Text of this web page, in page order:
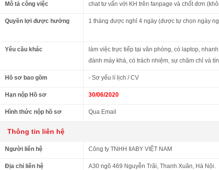
Mô tả công việc chat tư vấn với KH trên fanpage và chốt đơn
Quyền lợi được hưởng 1 tháng được nghỉ 4 ngày (được tự chọn ngày
Yêu cầu khác
làm việc trực tiếp tại văn phòng, có laptop,
đánh máy khá, có trách nhiệm, sự chăm chỉ và
Hồ sơ bao gồm - Sơ yếu lí lịch / CV
Hạn nộp Hồ sơ 30/06/2020
Hình thức nộp hồ sơ Qua Email
Thông tin liên hệ
Người liên hệ Công ty TNHH IlABY VIỆT NAM
Địa chỉ liên hệ A30 ngõ 469 Nguyễn Trãi, Thanh Xuân, Hà Nội.